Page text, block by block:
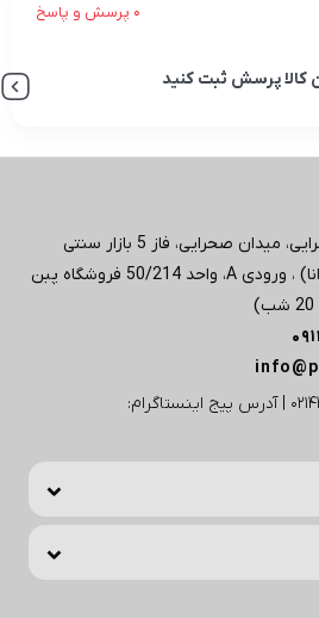
0 پرسش و پاسخ
کالا پرسش ثبت کنید
تهران، ستارخان، خیابان صحرایی، میدان صحرایی، فاز 5 بازار سنتی
ستارخان(مجتمع تجاری آپادانا) ، ورودی A، واحد 50/214 فروشگاه پبن
فروشگاه حضوری: 02144287386 | آدرس پیج اینستاگرام: